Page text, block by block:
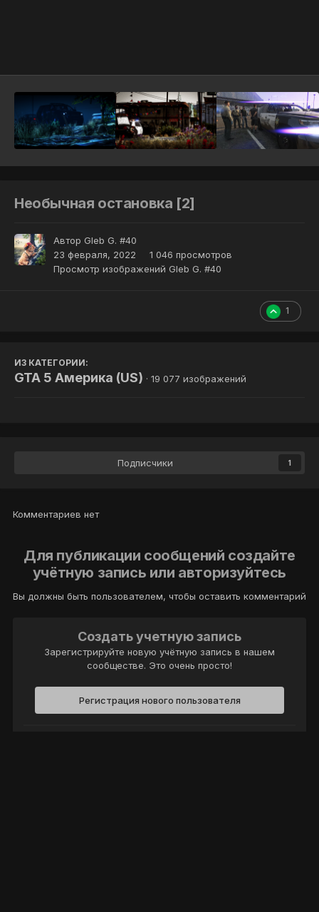
Необычная остановка [2]
Автор Gleb G. #40
23 февраля, 2022
1 046 просмотров
Просмотр изображений Gleb G. #40
1
ИЗ КАТЕГОРИИ:
GTA 5 Америка (US) · 19 077 изображений
Подписчики 1
Комментариев нет
Для публикации сообщений создайте
учётную запись или авторизуйтесь
Вы должны быть пользователем, чтобы оставить комментарий
Создать учетную запись
Зарегистрируйте новую учётную запись в нашем
сообществе. Это очень просто!
Регистрация нового пользователя